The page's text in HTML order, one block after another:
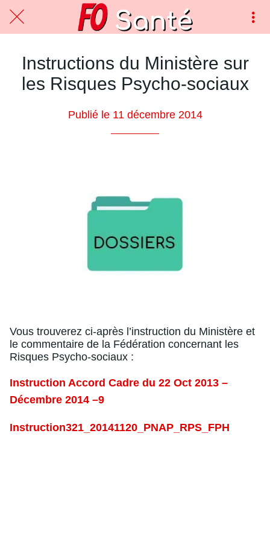
Instructions du Ministère sur
les Risques Psycho-sociaux
Publié le 11 décembre 2014
Vous trouverez ci-après l’instruction du Ministère et
le commentaire de la Fédération concernant les
Risques Psycho-sociaux :
Instruction Accord Cadre du 22 Oct 2013 –
Décembre 2014 –9
Instruction321_20141120_PNAP_RPS_FPH